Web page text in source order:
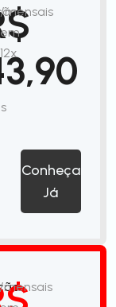
/mensais
em
12x
Conheça
Já
/mensais